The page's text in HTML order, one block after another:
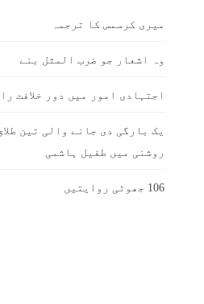
میری کرسمس کا ترجمہ
وہ اشعار جو ضرب المثل بنے
اجتہادی امور میں دور خلافت
یک بارگی دی جانے والی تین
روشنی میں طفیل ہاشمی
106 جھوٹی روایتیں